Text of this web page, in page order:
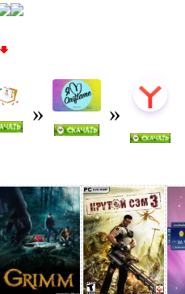
- Все
SATRip